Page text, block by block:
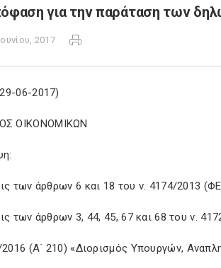
για την παράταση των
2017
06-2017)
ΟΙΚΟΝΟΜΙΚΩΝ
των άρθρων 6 και 18 του ν. 4174/2013
των άρθρων 3, 44, 45, 67 και 68 του ν.
(A΄ 210) «Διορισμός Υπουργών,